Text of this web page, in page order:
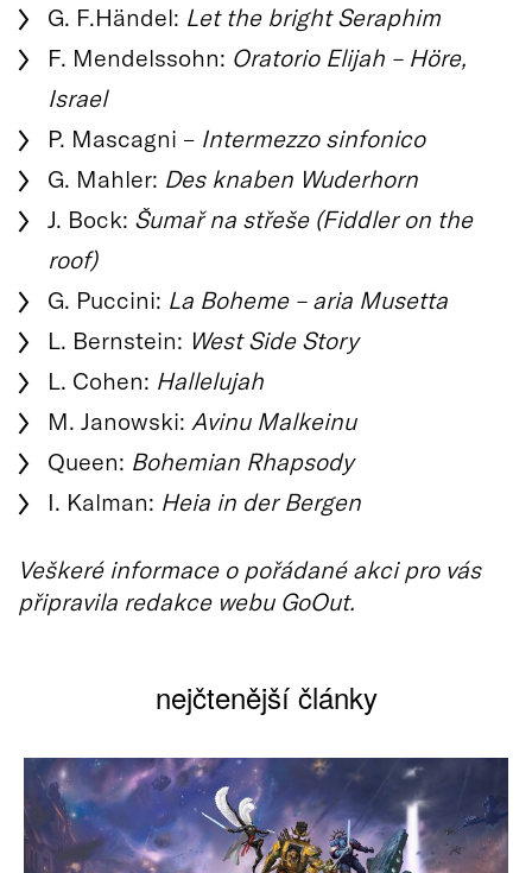
G. F.Händel: Let the bright Seraphim
F. Mendelssohn: Oratorio Elijah – Höre,
Israel
P. Mascagni – Intermezzo sinfonico
G. Mahler: Des knaben Wuderhorn
J. Bock: Šumař na střeše (Fiddler on the
roof)
G. Puccini: La Boheme – aria Musetta
L. Bernstein: West Side Story
L. Cohen: Hallelujah
M. Janowski: Avinu Malkeinu
Queen: Bohemian Rhapsody
I. Kalman: Heia in der Bergen
Veškeré informace o pořádané akci pro vás
připravila redakce webu GoOut.
nejčtenější články